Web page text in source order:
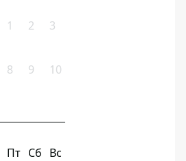
1 2 3
8 9 10
Пт Сб Вс